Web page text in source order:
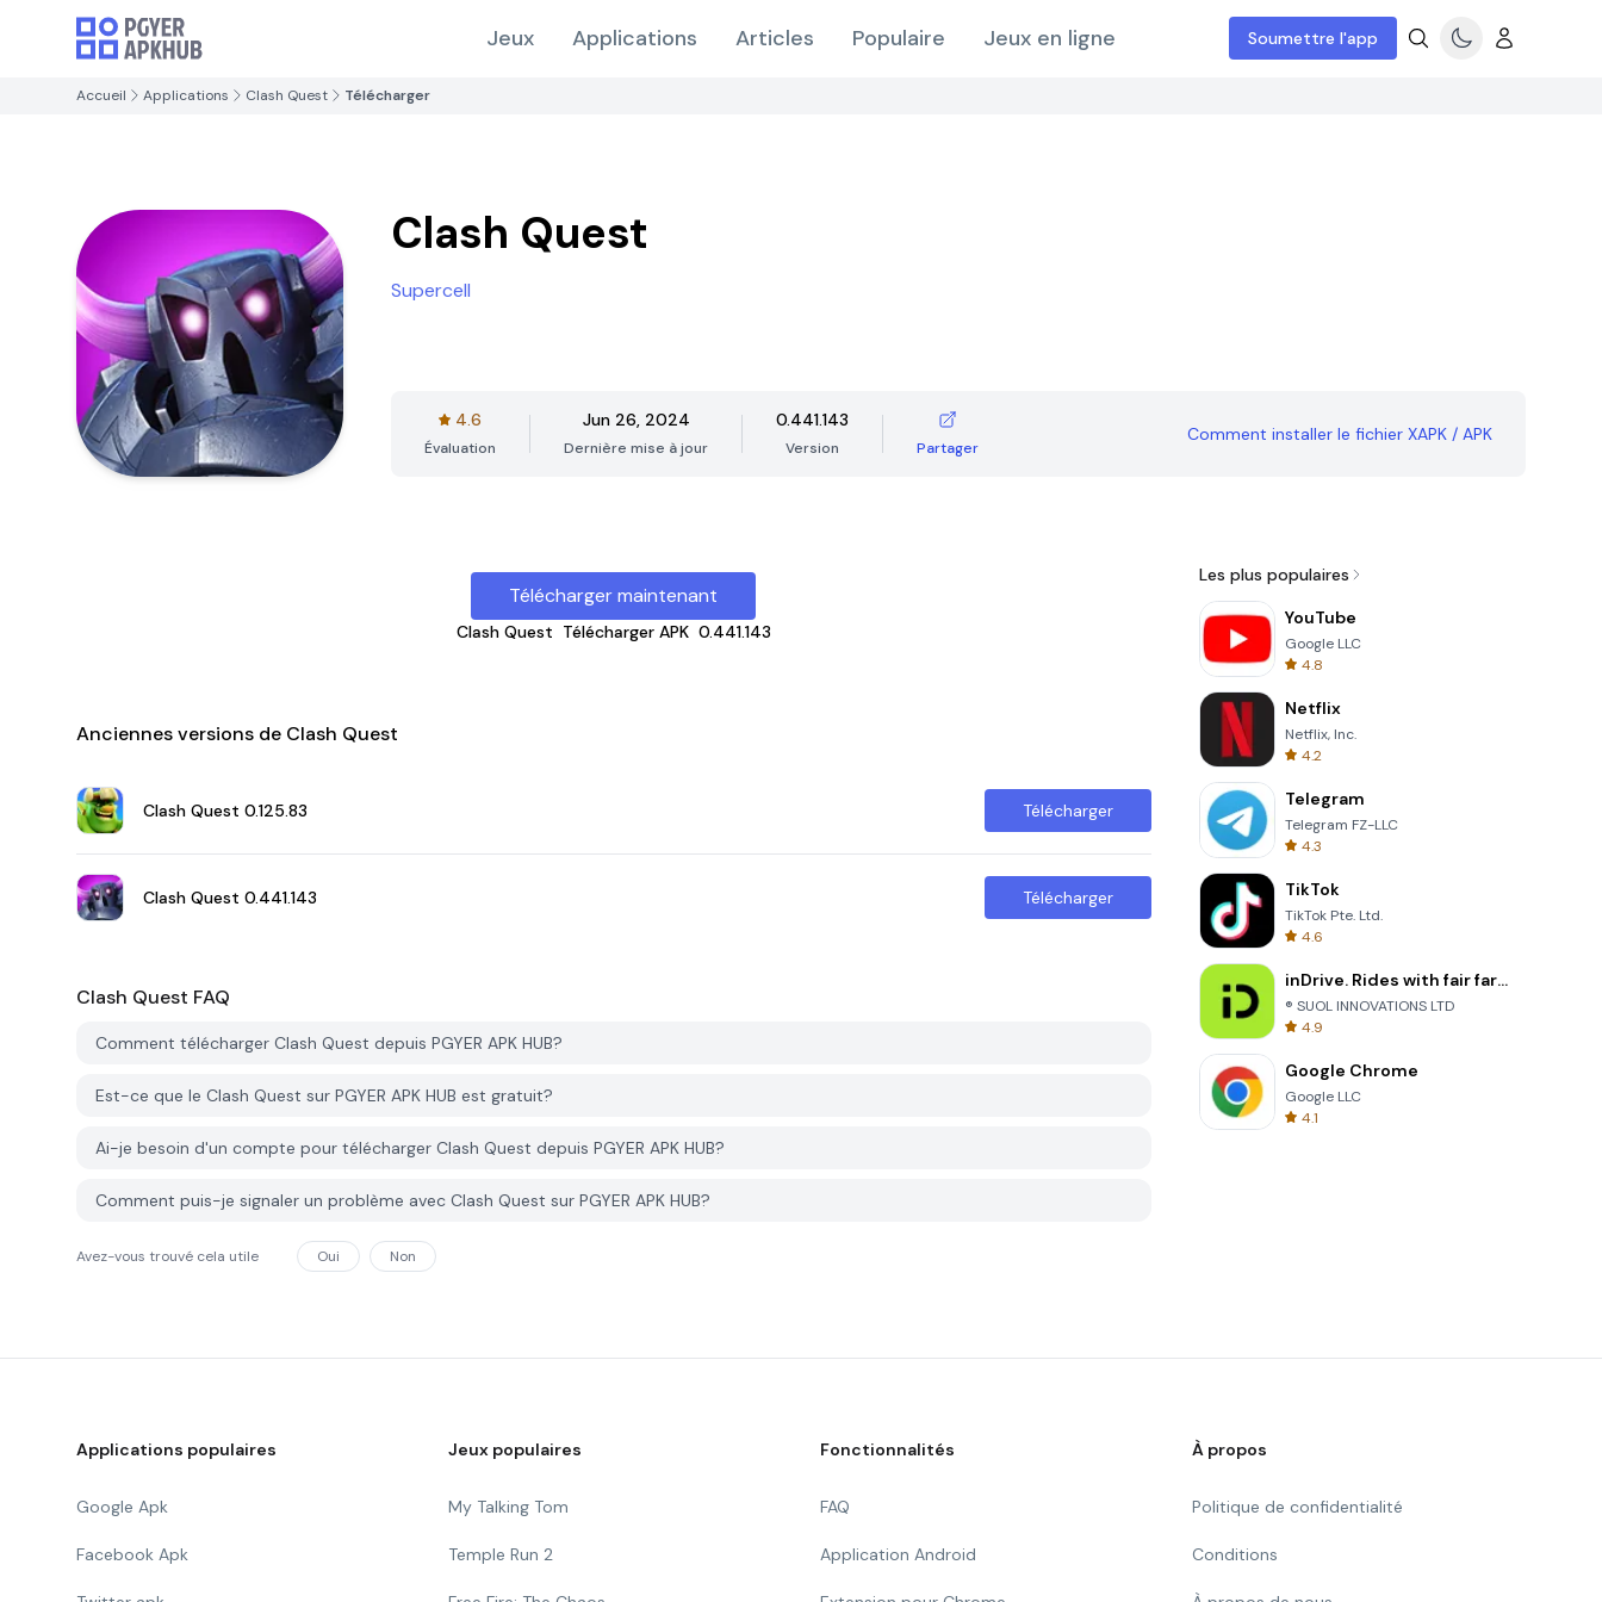
Jeux Applications Articles Populaire Jeux en ligne Soumettre l'app
Accueil Applications Clash Quest Télécharger
Clash Quest
Supercell
4.6
Évaluation
Jun 26, 2024
Dernière mise à jour
0.441.143
Version Partager
Comment installer le fichier XAPK / APK
Télécharger maintenant
Clash Quest Télécharger APK 0.441.143
Anciennes versions de Clash Quest
Clash Quest 0.125.83 Télécharger
Clash Quest 0.441.143 Télécharger
Clash Quest FAQ
Comment télécharger Clash Quest depuis PGYER APK HUB?
Est-ce que le Clash Quest sur PGYER APK HUB est gratuit?
Ai-je besoin d'un compte pour télécharger Clash Quest depuis PGYER APK HUB?
Comment puis-je signaler un problème avec Clash Quest sur PGYER APK HUB?
Avez-vous trouvé cela utile Oui Non
Les plus populaires
YouTube
Google LLC
4.8
Netflix
Netflix, Inc.
4.2
Telegram
Telegram FZ-LLC
4.3
TikTok
TikTok Pte. Ltd.
4.6
inDrive. Rides with fair fares
® SUOL INNOVATIONS LTD
4.9
Google Chrome
Google LLC
4.1
Applications populaires
Google Apk
Facebook Apk
Jeux populaires
My Talking Tom
Temple Run 2
Fonctionnalités
FAQ
Application Android
À propos
Politique de confidentialité
Conditions